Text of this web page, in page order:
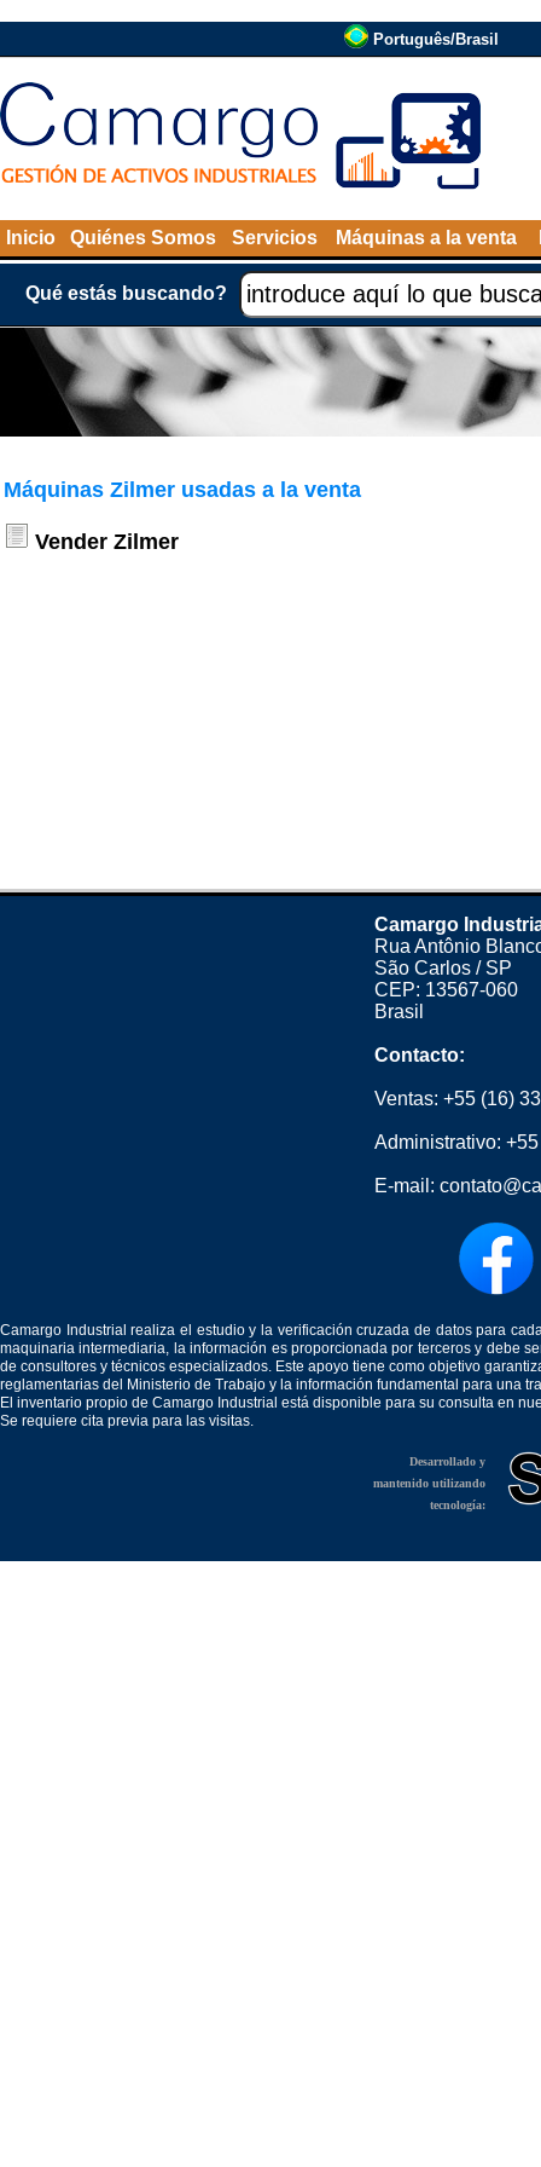
Português/Brasil
Inicio Quiénes Somos Servicios Máquinas a la venta
Qué estás buscando?
Máquinas Zilmer usadas a la venta
Vender Zilmer
Camargo
Rua Antônio
São Carlos / SP
CEP: 13567-060
Brasil
Contacto:
Ventas: +55 (16)
Administrativo:
E-mail:
Camargo Industrial realiza el estudio y la verificación cruzada de datos para
maquinaria intermediaria, la información es proporcionada por terceros y debe
de consultores y técnicos especializados. Este apoyo tiene como objetivo
reglamentarias del Ministerio de Trabajo y la información fundamental para una
El inventario propio de Camargo Industrial está disponible para su consulta en
Se requiere cita previa para las visitas.
Desarrollado y
mantenido utilizando
tecnología: